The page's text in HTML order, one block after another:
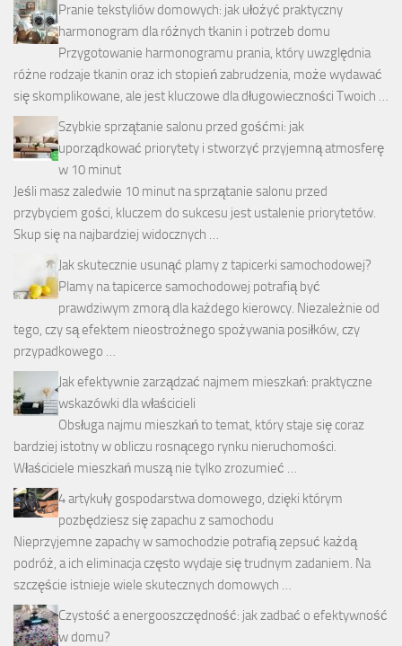
Pranie tekstyliów domowych: jak ułożyć praktyczny
harmonogram dla różnych tkanin i potrzeb domu
Przygotowanie harmonogramu prania, który uwzględnia
różne rodzaje tkanin oraz ich stopień zabrudzenia, może wydawać
się skomplikowane, ale jest kluczowe dla długowieczności Twoich …
Szybkie sprzątanie salonu przed gośćmi: jak
uporządkować priorytety i stworzyć przyjemną atmosferę
w 10 minut
Jeśli masz zaledwie 10 minut na sprzątanie salonu przed
przybyciem gości, kluczem do sukcesu jest ustalenie priorytetów.
Skup się na najbardziej widocznych …
Jak skutecznie usunąć plamy z tapicerki samochodowej?
Plamy na tapicerce samochodowej potrafią być
prawdziwym zmorą dla każdego kierowcy. Niezależnie od
tego, czy są efektem nieostrożnego spożywania posiłków, czy
przypadkowego …
Jak efektywnie zarządzać najmem mieszkań: praktyczne
wskazówki dla właścicieli
Obsługa najmu mieszkań to temat, który staje się coraz
bardziej istotny w obliczu rosnącego rynku nieruchomości.
Właściciele mieszkań muszą nie tylko zrozumieć …
4 artykuły gospodarstwa domowego, dzięki którym
pozbędziesz się zapachu z samochodu
Nieprzyjemne zapachy w samochodzie potrafią zepsuć każdą
podróż, a ich eliminacja często wydaje się trudnym zadaniem. Na
szczęście istnieje wiele skutecznych domowych …
Czystość a energooszczędność: jak zadbać o efektywność
w domu?